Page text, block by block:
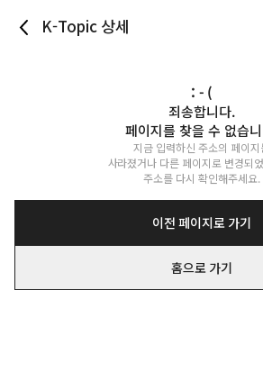
K-Topic 상세
: - (
죄송합니다.
페이지를 찾을 수 없습
지금 입력하신 주소의 페이지
사라졌거나 다른 페이지로 변경되
주소를 다시 확인해주세요.
이전 페이지로 가기
홈으로 가기